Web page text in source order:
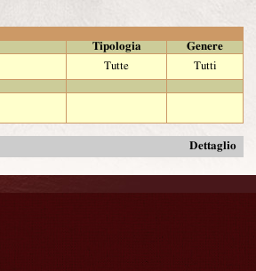
Tipologia
Genere
Tutte
Tutti
Dettaglio